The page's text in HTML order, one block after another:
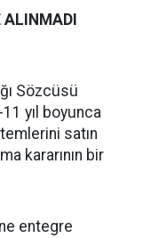
ALINMADI
Sözcüsü
yıl boyunca
satın
kararının bir
entegre